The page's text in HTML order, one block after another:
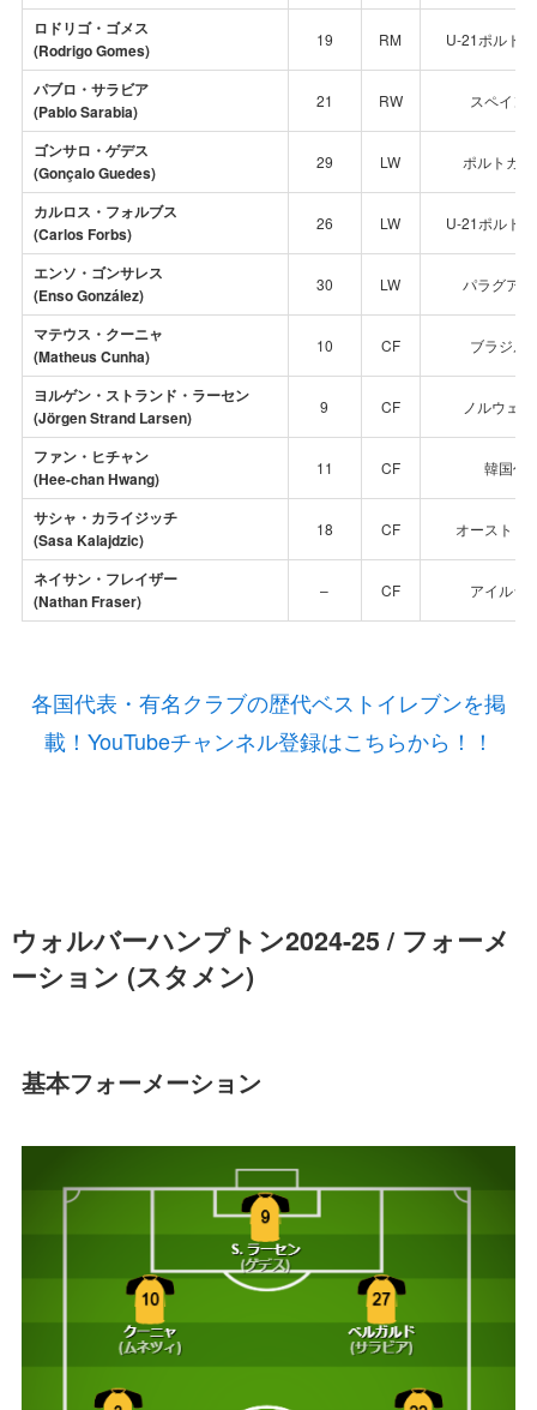
ロドリゴ・ゴメス
(Rodrigo Gomes)
19 RM U-21ポルト
パブロ・サラビア
(Pablo Sarabia)
21 RW スペイン
ゴンサロ・ゲデス
(Gonçalo Guedes)
29 LW ポルトガ
カルロス・フォルブス
(Carlos Forbs)
26 LW U-21ポルト
エンソ・ゴンサレス
(Enso González)
30 LW パラグア
マテウス・クーニャ
(Matheus Cunha)
10 CF ブラジル
ヨルゲン・ストランド・ラーセン
(Jörgen Strand Larsen)
9 CF ノルウェ
ファン・ヒチャン
(Hee-chan Hwang)
11 CF 韓国代
サシャ・カライジッチ
(Sasa Kalajdzic)
18 CF オーストリ
ネイサン・フレイザー
(Nathan Fraser)
– CF アイルラ
各国代表・有名クラブの歴代ベストイレブンを掲
載！YouTubeチャンネル登録はこちらから！！
ウォルバーハンプトン2024-25 / フォーメ
ーション (スタメン)
基本フォーメーション